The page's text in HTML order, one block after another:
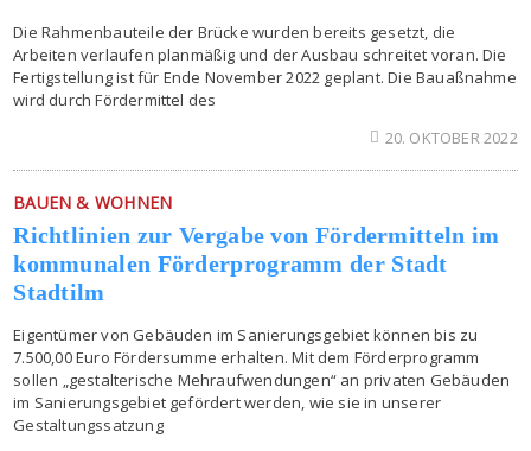
Die Rahmenbauteile der Brücke wurden bereits gesetzt, die
Arbeiten verlaufen planmäßig und der Ausbau schreitet voran. Die
Fertigstellung ist für Ende November 2022 geplant. Die Bauaßnahme
wird durch Fördermittel des
20. OKTOBER 2022
BAUEN & WOHNEN
Richtlinien zur Vergabe von Fördermitteln im
kommunalen Förderprogramm der Stadt
Stadtilm
Eigentümer von Gebäuden im Sanierungsgebiet können bis zu
7.500,00 Euro Fördersumme erhalten. Mit dem Förderprogramm
sollen „gestalterische Mehraufwendungen“ an privaten Gebäuden
im Sanierungsgebiet gefördert werden, wie sie in unserer
Gestaltungssatzung